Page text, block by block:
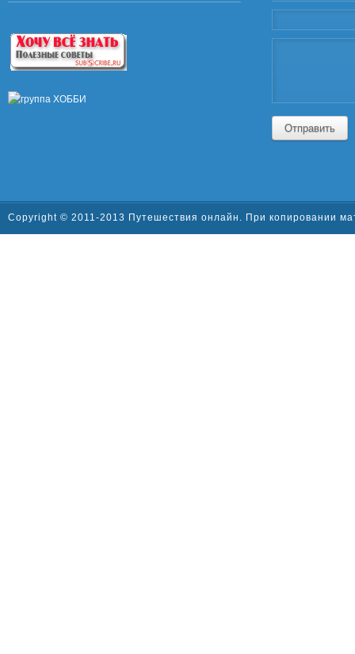
Отправить
Copyright © 2011-2013 Путешествия онлайн. При копировании